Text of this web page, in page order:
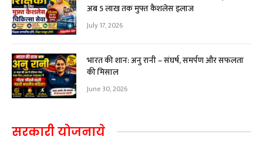
अब ₹5 लाख तक मुफ्त कैशलेस इलाज
July 17, 2026
भारत की शान: अनु रानी – संघर्ष, समर्पण और सफलता
की मिसाल
June 30, 2026
सरकारी योजनाये